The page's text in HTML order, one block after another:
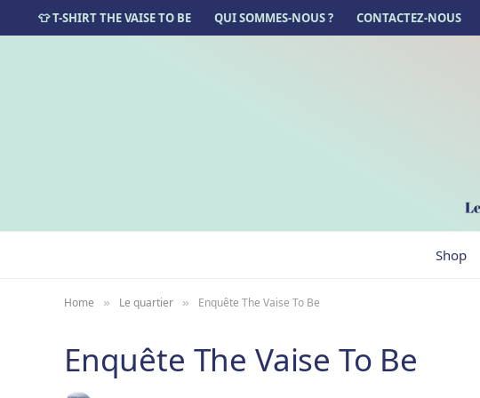
👕 T-SHIRT THE VAISE TO BE QUI SOMMES-NOUS ? CONTACTEZ-NOUS
Shop
Home » Le quartier » Enquête The Vaise To Be
Enquête The Vaise To Be